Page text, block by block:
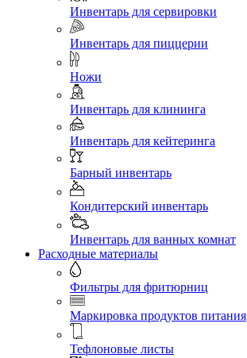
Инвентарь для сервировки
Инвентарь для пиццерии
Ножи
Инвентарь для клининга
Инвентарь для кейтеринга
Барный инвентарь
Кондитерский инвентарь
Инвентарь для ванных комнат
Расходные материалы
Фильтры для фритюрниц
Маркировка продуктов питания
Тефлоновые листы